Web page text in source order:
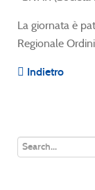
La giornata è
Regionale
Indietro